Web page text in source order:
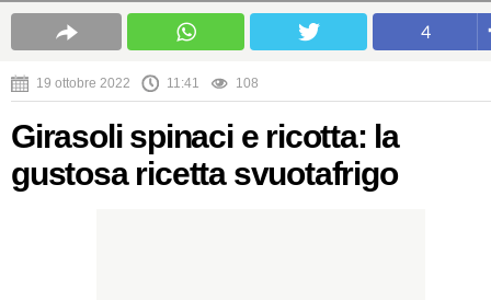
4
19 ottobre 2022 11:41 108
Girasoli spinaci e ricotta: la
gustosa ricetta svuotafrigo